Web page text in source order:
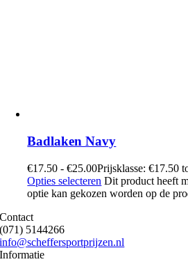
Badlaken Navy
€17.50 - €25.00Prijsklasse: €17.50
Opties selecteren Dit product heeft
optie kan gekozen worden op de
Contact
(071) 5144266
info@scheffersportprijzen.nl
Informatie